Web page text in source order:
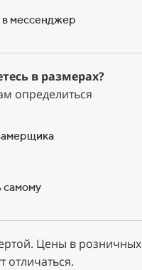
в мессенджер
в размерах?
определиться
самому
Цены в розничных
отличаться.